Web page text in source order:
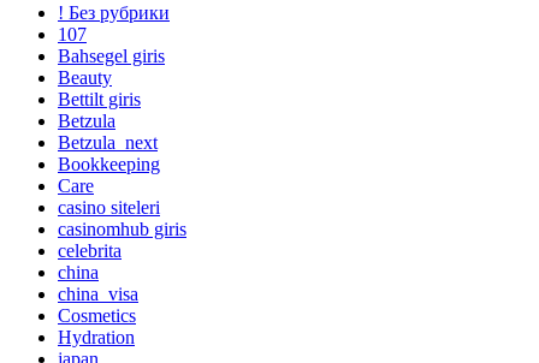
! Без рубрики
107
Bahsegel giris
Beauty
Bettilt giris
Betzula
Betzula_next
Bookkeeping
Care
casino siteleri
casinomhub giris
celebrita
china
china_visa
Cosmetics
Hydration
japan